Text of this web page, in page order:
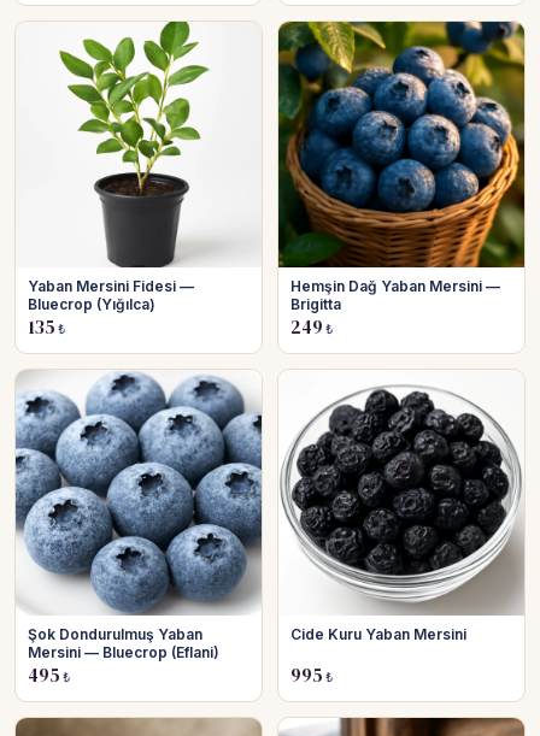
Yaban Mersini Fidesi —
Bluecrop (Yığılca)
135 ₺
Hemşin Dağ Yaban Mersini —
Brigitta
249 ₺
Şok Dondurulmuş Yaban
Mersini — Bluecrop (Eflani)
495 ₺
Cide Kuru Yaban Mersini
995 ₺